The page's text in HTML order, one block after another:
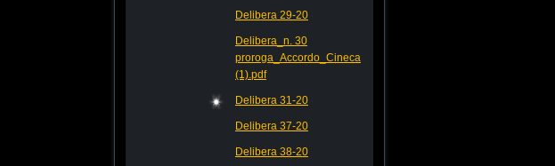
Delibera 29-20
Delibera_n. 30
proroga_Accordo_Cineca
(1).pdf
Delibera 31-20
Delibera 37-20
Delibera 38-20